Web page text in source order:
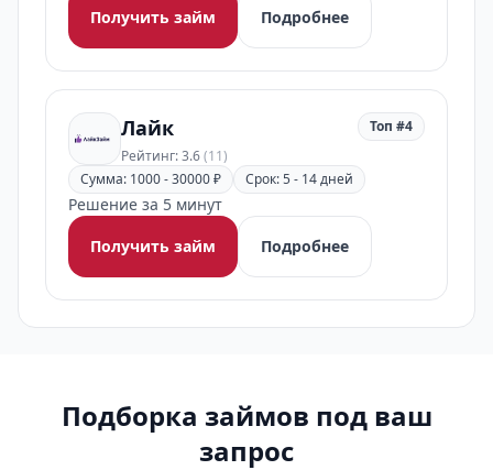
Получить займ
Подробнее
Лайк
Рейтинг: 3.6(11)
Топ #4
Сумма: 1000 - 30000 ₽ Срок: 5 - 14 дней
Решение за 5 минут
Получить займ
Подробнее
Подборка займов под ваш
запрос